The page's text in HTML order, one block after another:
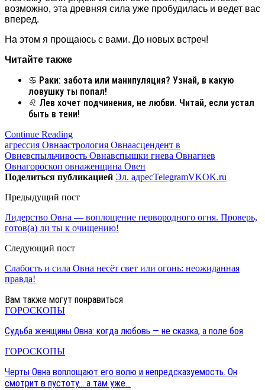
возможно, эта древняя сила уже пробудилась и ведет вас
вперед.
На этом я прощаюсь с вами. До новых встреч!
Читайте также
♋ Раки: забота или манипуляция? Узнай, в какую
ловушку ты попал!
♌ Лев хочет подчинения, не любви. Читай, если устал
быть в тени!
Continue Reading
агрессия Овнаастрология Овнаасцендент в
Овневспыльчивость Овнавспышки гнева Овнагнев
Овнагороскоп овнаженщина Овен
Поделиться публикацией Эл. адресTelegramVKOK.ru
Предыдущий пост
Лидерство Овна — воплощение первородного огня. Проверь,
готов(а) ли ты к очищению!
Следующий пост
Слабость и сила Овна несёт свет или огонь: неожиданная
правда!
Вам также могут понравиться
ГОРОСКОПЫ
Судьба женщины Овна: когда любовь — не сказка, а поле боя
ГОРОСКОПЫ
Черты Овна воплощают его волю и непредсказуемость. Он
смотрит в пустоту… а там уже…